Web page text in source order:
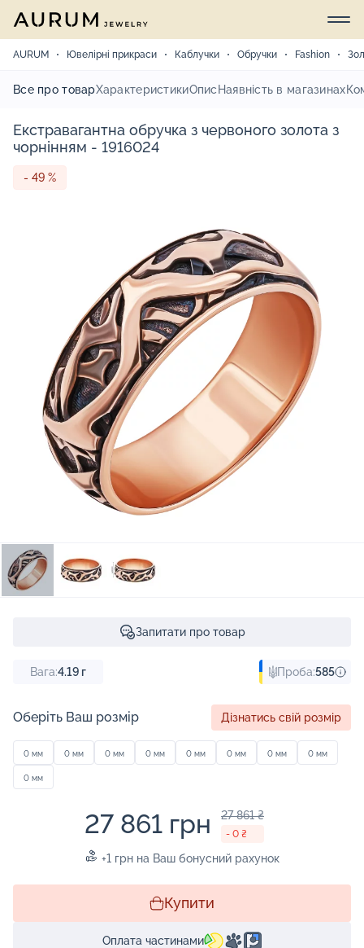
AURUM Ювелірні прикраси Каблучки Обручки Fashion
Все про товарХарактеристикиОпис Наявність в магазинах
Екстравагантна обручка з червоного золота з
чорнінням - 1916024
- 49 %
Запитати про товар
Вага:4.19 г Проба:585
Оберіть Ваш розмір Дізнатись свій розмір
0 мм 0 мм 0 мм 0 мм 0 мм 0 мм 0 мм 0 мм
0 мм
27 861 грн 27 861 ₴
- 0 ₴
+1 грн на Ваш бонусний рахунок
Купити
Оплата частинами